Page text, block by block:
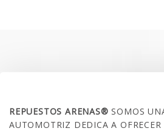
REPUESTOS ARENAS®SOMOS
AUTOMOTRIZ DEDICA A OFRECER